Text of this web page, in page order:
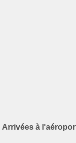
Arrivées à